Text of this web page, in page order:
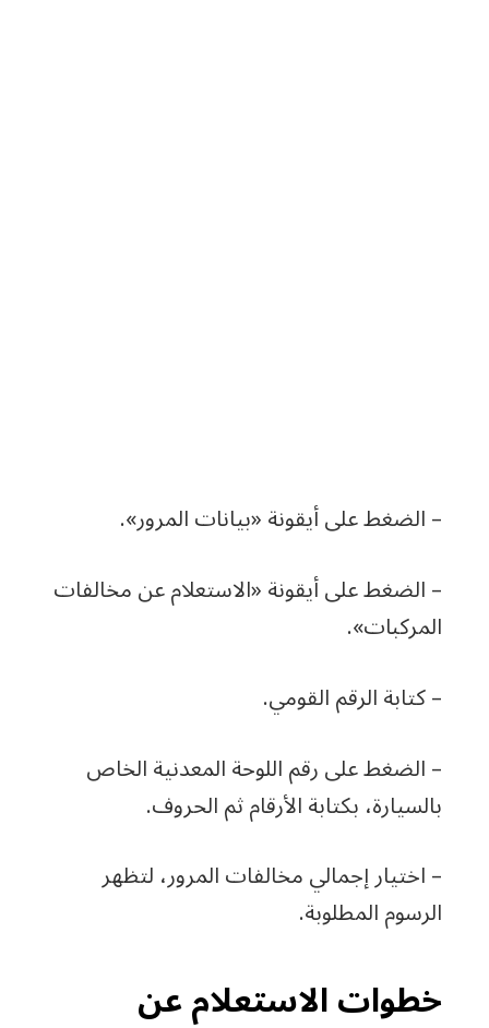
– الضغط على أيقونة «بيانات المرور».
– الضغط على أيقونة «الاستعلام عن مخالفات
المركبات».
– كتابة الرقم القومي.
– الضغط على رقم اللوحة المعدنية الخاص
بالسيارة، بكتابة الأرقام ثم الحروف.
– اختيار إجمالي مخالفات المرور، لتظهر
الرسوم المطلوبة.
خطوات الاستعلام عن